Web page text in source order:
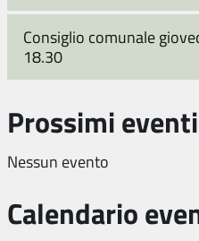
Consiglio comunale
18.30
Prossimi eventi
Nessun evento
Calendario